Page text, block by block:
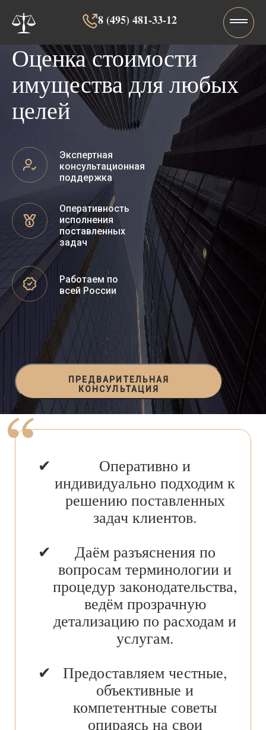
8 (495) 481-33-12‬‬
Оценка стоимости
имущества для любых
целей
Экспертная
консультационная
поддержка
Оперативность
исполнения
поставленных
задач
Работаем по
всей России
ПРЕДВАРИТЕЛЬНАЯ
КОНСУЛЬТАЦИЯ
Оперативно и
индивидуально подходим к
решению поставленных
задач клиентов.
Даём разъяснения по
вопросам терминологии и
процедур законодательства,
ведём прозрачную
детализацию по расходам и
услугам.
Предоставляем честные,
объективные и
компетентные советы
опираясь на свои